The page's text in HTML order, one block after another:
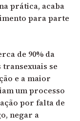
prática, acaba
para parte
de 90% da
se
e a maior
um processo
por falta de
negar a